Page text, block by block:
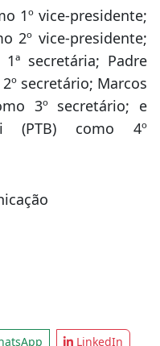
1º vice-presidente;
2º vice-presidente;
secretária; Padre
secretário; Marcos
3º secretário; e
(PTB) como 4º
LinkedIn